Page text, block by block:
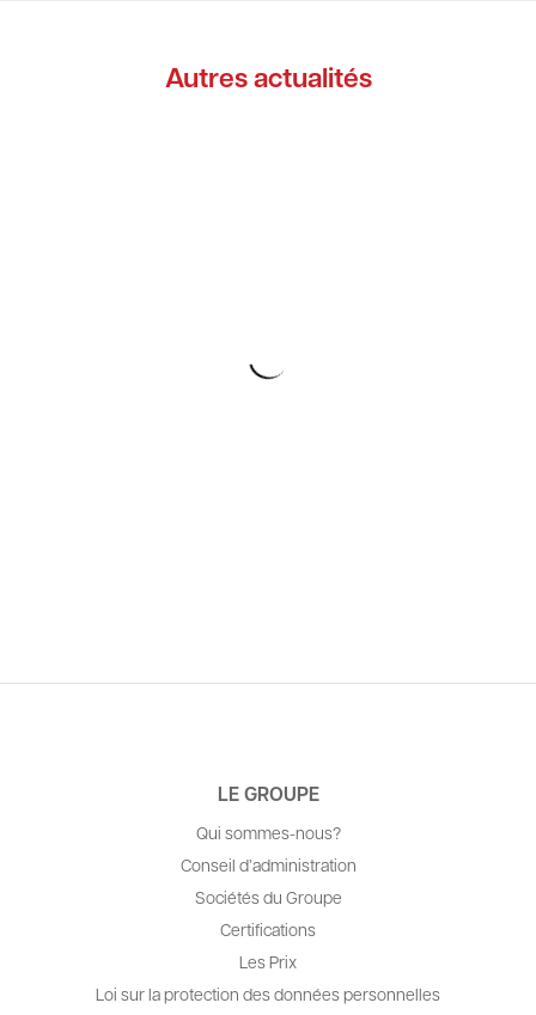
Autres actualités
LE GROUPE
Qui sommes-nous?
Conseil d’administration
Sociétés du Groupe
Certifications
Les Prix
Loi sur la protection des données personnelles